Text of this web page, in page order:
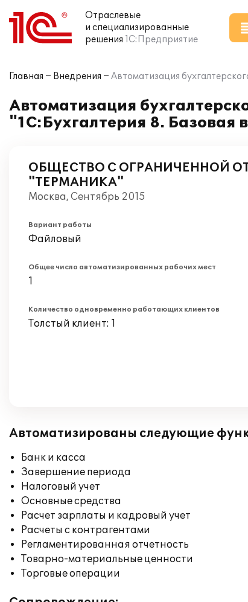
Отраслевые
и специализированные
решения 1С:Предприятие
Главная Внедрения Автоматизация
Автоматизация
"1С:Бухгалтерия 8.
ОБЩЕСТВО С ОГРАНИЧЕННОЙ
"ТЕРМАНИКА"
Москва, Сентябрь 2015
Вариант работы
Файловый
Общее число автоматизированных рабочих мест
1
Количество одновременно работающих клиентов
Толстый клиент: 1
Автоматизированы следующие
Банк и касса
Завершение периода
Налоговый учет
Основные средства
Расчет зарплаты и кадровый учет
Расчеты с контрагентами
Регламентированная отчетность
Товарно-материальные ценности
Торговые операции